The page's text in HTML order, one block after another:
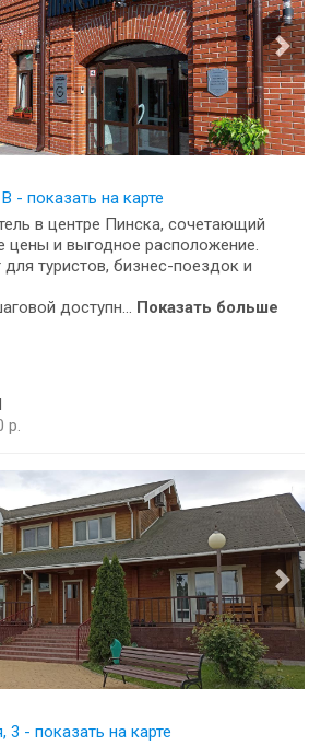
- показать на карте
в центре Пинска, сочетающий
цены и выгодное расположение.
туристов, бизнес-поездок и
доступн... Показать больше
р.
3 - показать на карте